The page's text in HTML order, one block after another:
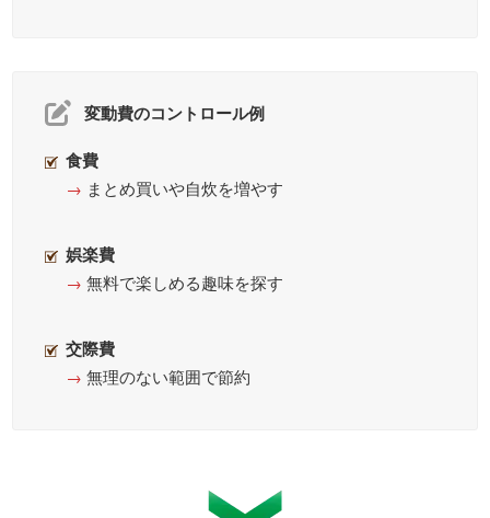
変動費のコントロール例
食費
→ まとめ買いや自炊を増やす
娯楽費
→ 無料で楽しめる趣味を探す
交際費
→ 無理のない範囲で節約